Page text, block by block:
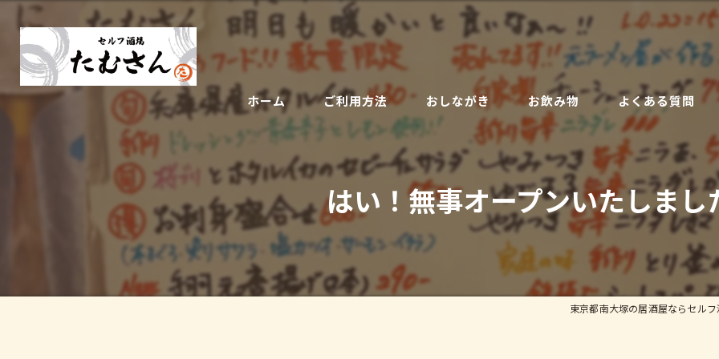
ホーム ご利用方法 おしながき お飲み物 よくある質問
はい！無事オープンいたしまし
東京都南大塚の居酒屋ならセル